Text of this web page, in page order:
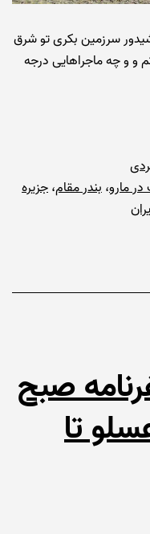
سرزمین بکری تو شرق
و و چه ماجراهایی درجه
در مارو، بندر مقام، جزیره
صبح
تا